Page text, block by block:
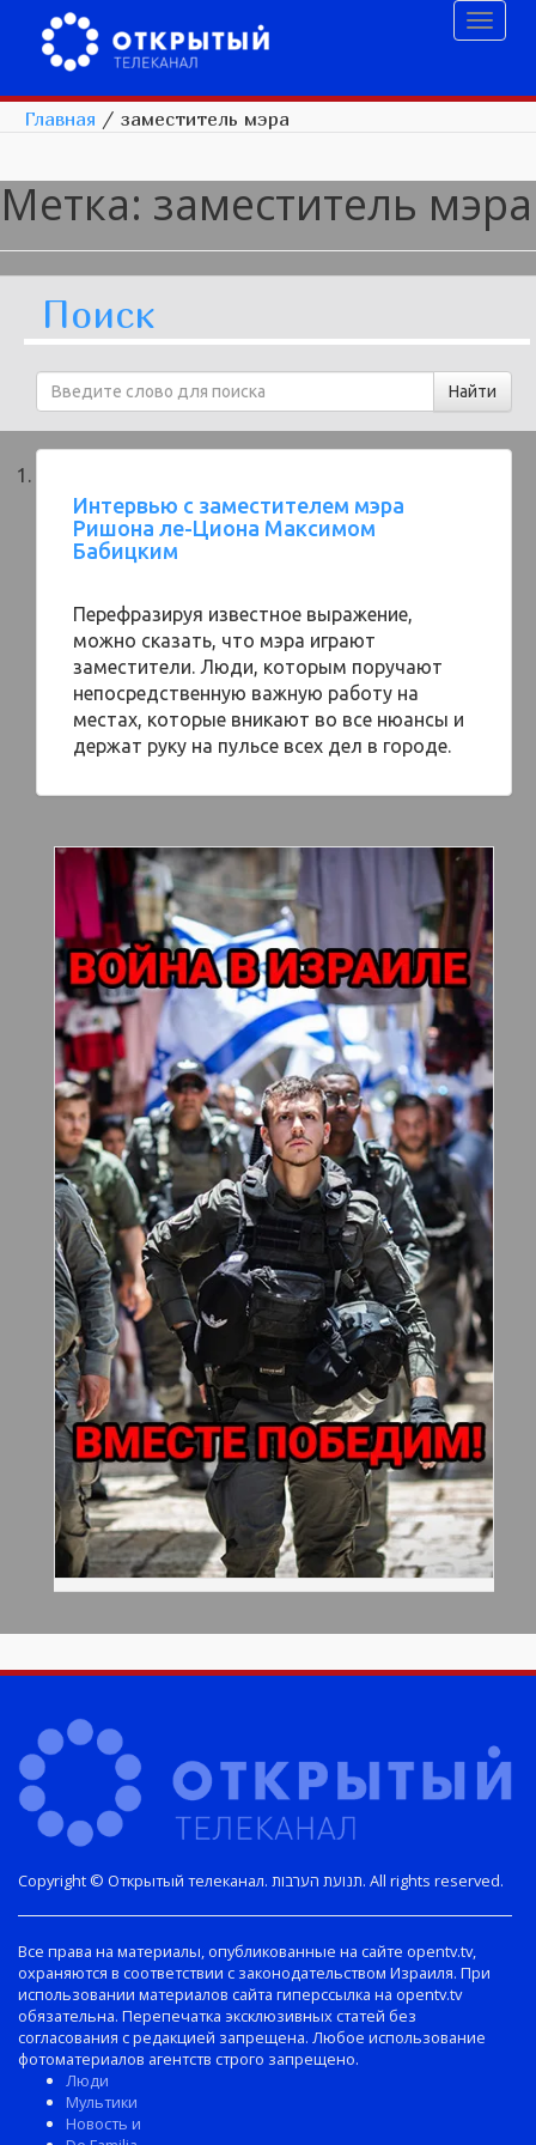
Главная / заместитель мэра
Метка: заместитель мэра
Поиск
Интервью с заместителем мэра
Ришона ле-Циона Максимом
Бабицким
Перефразируя известное выражение,
можно сказать, что мэра играют
заместители. Люди, которым поручают
непосредственную важную работу на
местах, которые вникают во все нюансы и
держат руку на пульсе всех дел в городе.
Copyright © Открытый телеканал. תנועת הערבות. All rights reserved.
Все права на материалы, опубликованные на сайте opentv.tv,
охраняются в соответствии с законодательством Израиля. При
использовании материалов сайта гиперссылка на opentv.tv
обязательна. Перепечатка эксклюзивных статей без
согласования с редакцией запрещена. Любое использование
фотоматериалов агентств строго запрещено.
Люди
Мультики
Новость и